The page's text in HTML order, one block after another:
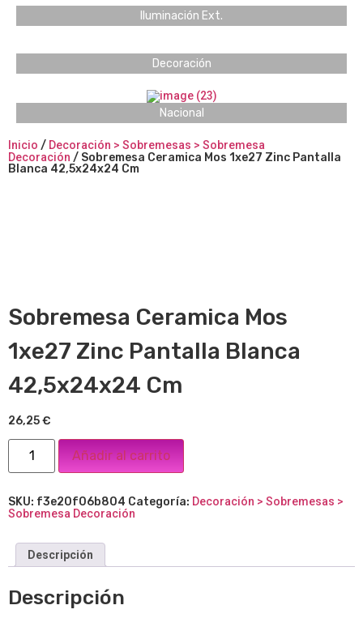
Iluminación Ext.
Decoración
Nacional
Inicio / Decoración > Sobremesas > Sobremesa
Decoración / Sobremesa Ceramica Mos 1xe27 Zinc Pantalla
Blanca 42,5x24x24 Cm
Sobremesa Ceramica Mos
1xe27 Zinc Pantalla Blanca
42,5x24x24 Cm
26,25€
Añadir al carrito
SKU: f3e20f06b804 Categoría: Decoración > Sobremesas >
Sobremesa Decoración
Descripción
Descripción